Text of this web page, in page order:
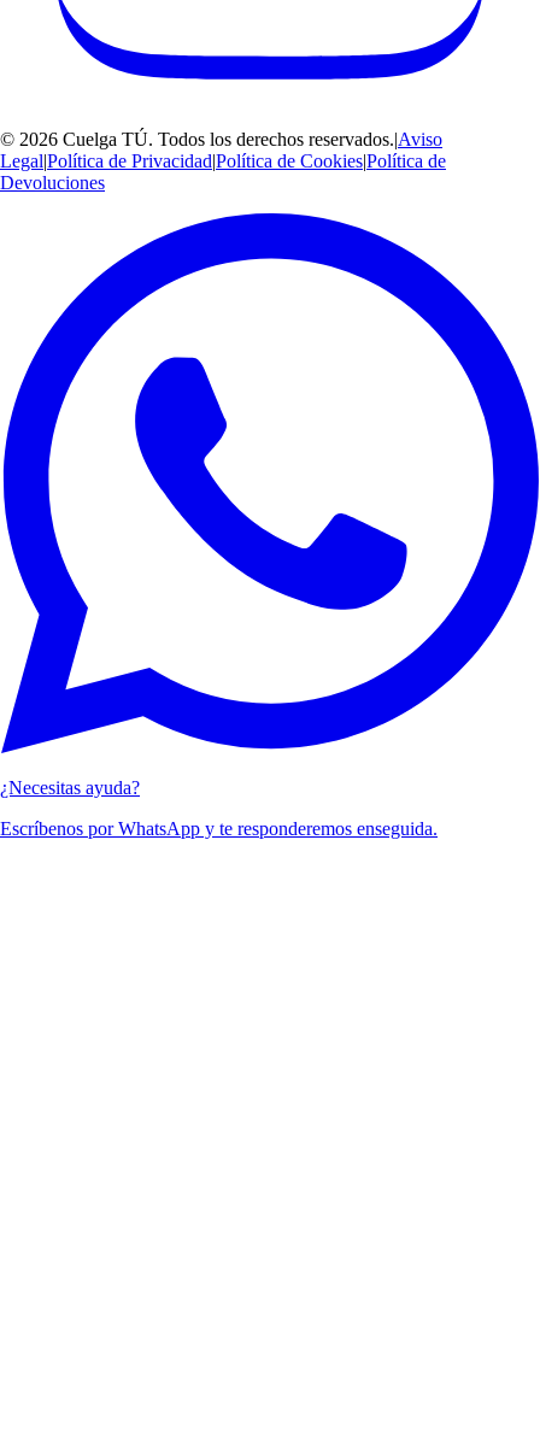
© 2026 Cuelga TÚ. Todos los derechos reservados.|Aviso
Legal|Política de Privacidad|Política de Cookies|Política de
Devoluciones
¿Necesitas ayuda?
Escríbenos por WhatsApp y te responderemos enseguida.